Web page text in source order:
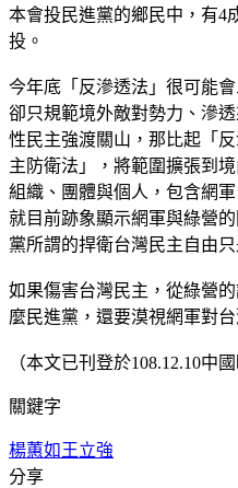
本會投民進黨的鄉民中，有4
投。
今年底「反滲透法」很可能
卻只規範境外敵對勢力、滲
性民主強渡關山，那比起「
主防衛法」，將範圍擴張到
組織、團體與個人，包含網
就目前跡象顯示網軍與綠營
黨所謂的捍衛台灣民主自由只
如果傷害台灣民主，從綠營
麼民進黨，還要漠視網軍對
（本文已刊登於108.12.10中國
關鍵字
楊蕙如 王立強
分享